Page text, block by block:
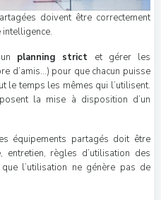
doivent être correctement
planning strict et gérer les
d’amis…) pour que chacun puisse
le temps les mêmes qui l’utilisent.
la mise à disposition d’un
équipements partagés doit être
entretien, règles d’utilisation des
l’utilisation ne génère pas de